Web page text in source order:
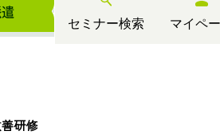
セミナー検索 マイペ
研修